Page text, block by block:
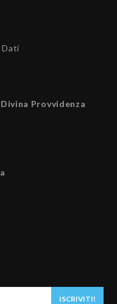
Dati
Provvidenza
ISCRIVITI!